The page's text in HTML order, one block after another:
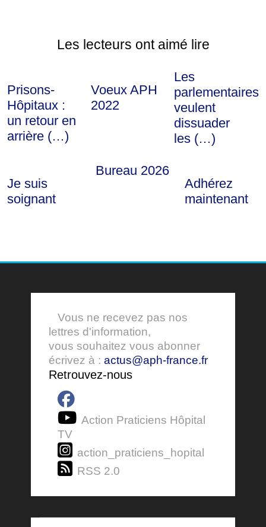
Les lecteurs ont aimé lire
Prisons-
Hôpitaux :
un retour en
arrière (…)
Voeux APH
2022
Les
parlementaires
veulent
dissuader
les (…)
Je suis
soignant
Bureau 2026
Adhérez
maintenant
Vous ne recevez pas nos
lettres d'information,
vous souhaitez vous abonner
écrivez à : actus@aph-france.fr
Retrouvez-nous
Action Praticiens Hôpital
TV
action_praticiens_hopital
RSS 2.0